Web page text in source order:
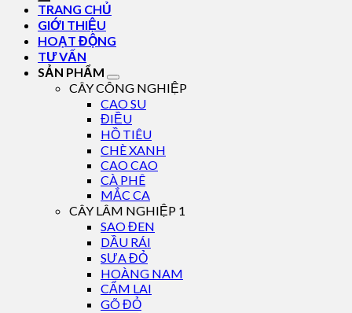
TRANG CHỦ
GIỚI THIỆU
HOẠT ĐỘNG
TƯ VẤN
SẢN PHẨM
CÂY CÔNG NGHIỆP
CAO SU
ĐIỀU
HỒ TIÊU
CHÈ XANH
CAO CAO
CÀ PHÊ
MẮC CA
CÂY LÂM NGHIỆP 1
SAO ĐEN
DẦU RÁI
SƯA ĐỎ
HOÀNG NAM
CẨM LAI
GÕ ĐỎ